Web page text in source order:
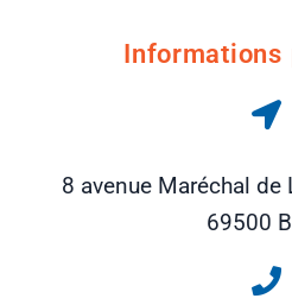
Informations
8 avenue Maréchal de
69500